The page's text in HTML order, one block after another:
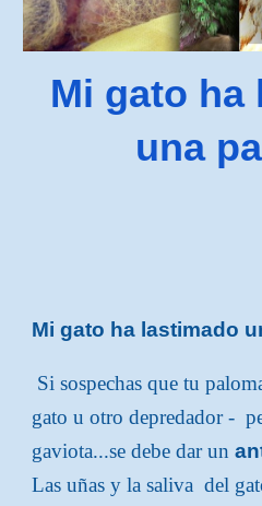
Mi gato ha
una
Mi gato ha lastimado
Si sospechas que tu
gato u otro depredador -
gaviota...se debe dar un
Las uñas y la saliva del